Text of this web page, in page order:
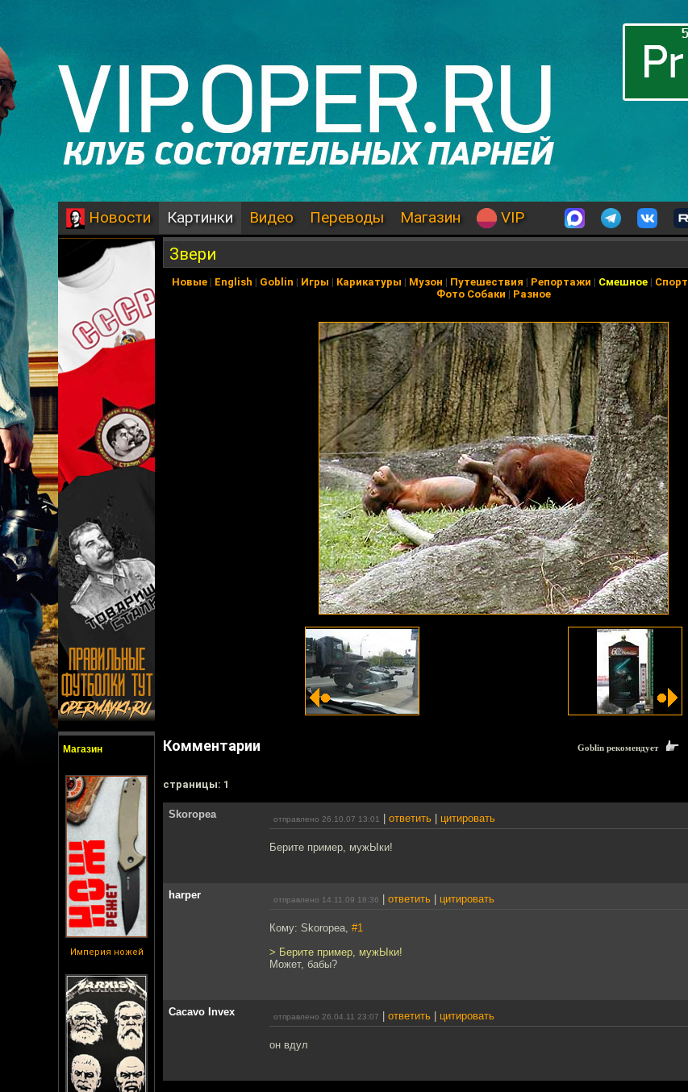
Новости Картинки Видео Переводы Магазин VIP
Магазин
Империя ножей
Звери
Новые| English | Goblin | Игры | Карикатуры | Музон | Путешествия | Репортажи | Смешное| Спорт
Фото Собаки | Разное
Комментарии Goblin рекомендует
cтраницы: 1
Skoropea отправлено 26.10.07 13:01 ответить цитировать
Берите пример, мужЫки!
harper отправлено 14.11.09 18:36 ответить цитировать
Кому: Skoropea, #1
> Берите пример, мужЫки!
Может, бабы?
Cacavo Invex отправлено 26.04.11 23:07 ответить цитировать
он вдул